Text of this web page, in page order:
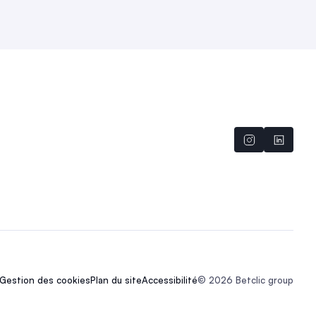
Gestion des cookiesPlan du siteAccessibilité© 2026 Betclic group